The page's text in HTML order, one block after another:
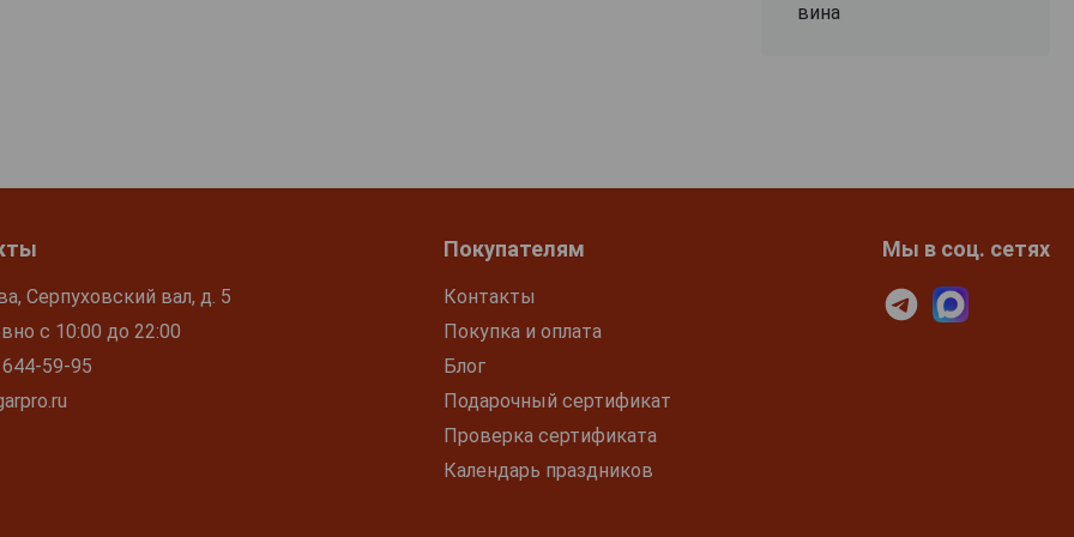
вина
Серпуховский вал, д. 5
с 10:00 до 22:00
59-95
Покупателям
Контакты
Покупка и оплата
Блог
Подарочный сертификат
Проверка сертификата
Календарь праздников
Мы в соц. сетях